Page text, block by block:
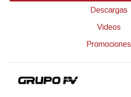
Descargas
Videos
Promociones